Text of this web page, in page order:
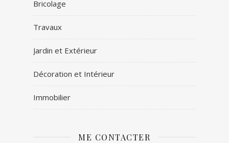
Bricolage
Travaux
Jardin et Extérieur
Décoration et Intérieur
Immobilier
ME CONTACTER